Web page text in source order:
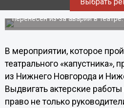
состоится открытие IX
конкурса имени Евгения
перенесен из-за аварии в театре.
В мероприятии, которое
театрального «капустника»,
из Нижнего Новгорода и
Выдвигать актерские
право не только